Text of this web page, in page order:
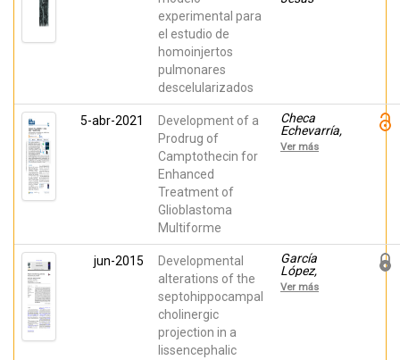
experimental para
el estudio de
homoinjertos
pulmonares
descelularizados
5-abr-2021
Development of a
Prodrug of
Camptothecin for
Enhanced
Treatment of
Glioblastoma
Multiforme
Checa
Echevarría,
Elisa; Rivero
Buceta, Eva
Navarrete,
Gema; Soto-
Sánchez,
Cristina;
Botella,
Ver más
jun-2015
Developmental
alterations of the
septohippocampal
cholinergic
projection in a
lissencephalic
García
López,
Raquel;
Pombero,
Ver más